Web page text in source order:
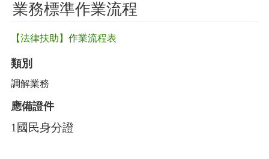
業務標準作業流程‭
【法律扶助】作業流程表
類別
調解業務
應備證件
1 國民身分證